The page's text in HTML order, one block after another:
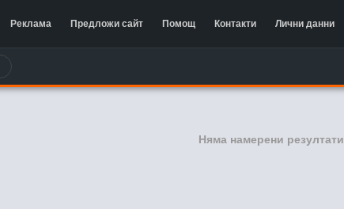
Реклама Предложи сайт Помощ Контакти Лични данни
Няма намерени резултати